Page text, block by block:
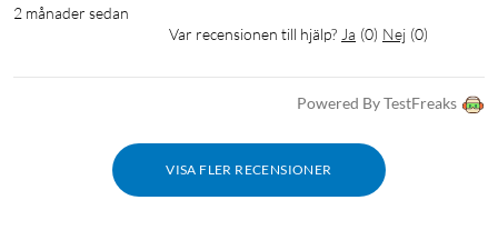
2 månader sedan
Var recensionen till hjälp? Ja (0) Nej (0)
Powered By TestFreaks
VISA FLER RECENSIONER